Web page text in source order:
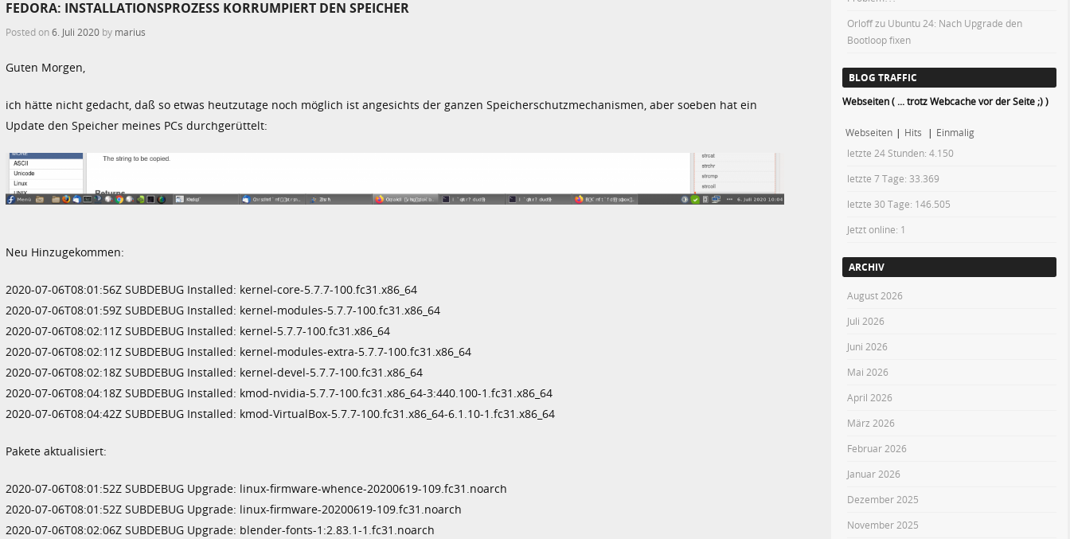
FEDORA: INSTALLATIONSPROZESS KORRUMPIERT DEN SPEICHER
Posted on6. Juli 2020 by marius
Guten Morgen,
ich hätte nicht gedacht, daß so etwas heutzutage noch möglich ist angesichts der ganzen Speicherschutzmechanismen, aber soeben hat ein
Update den Speicher meines PCs durchgerüttelt:
Neu Hinzugekommen:
2020-07-06T08:01:56Z SUBDEBUG Installed: kernel-core-5.7.7-100.fc31.x86_64
2020-07-06T08:01:59Z SUBDEBUG Installed: kernel-modules-5.7.7-100.fc31.x86_64
2020-07-06T08:02:11Z SUBDEBUG Installed: kernel-5.7.7-100.fc31.x86_64
2020-07-06T08:02:11Z SUBDEBUG Installed: kernel-modules-extra-5.7.7-100.fc31.x86_64
2020-07-06T08:02:18Z SUBDEBUG Installed: kernel-devel-5.7.7-100.fc31.x86_64
2020-07-06T08:04:18Z SUBDEBUG Installed: kmod-nvidia-5.7.7-100.fc31.x86_64-3:440.100-1.fc31.x86_64
2020-07-06T08:04:42Z SUBDEBUG Installed: kmod-VirtualBox-5.7.7-100.fc31.x86_64-6.1.10-1.fc31.x86_64
Pakete aktualisiert:
2020-07-06T08:01:52Z SUBDEBUG Upgrade: linux-firmware-whence-20200619-109.fc31.noarch
2020-07-06T08:01:52Z SUBDEBUG Upgrade: linux-firmware-20200619-109.fc31.noarch
2020-07-06T08:02:06Z SUBDEBUG Upgrade: blender-fonts-1:2.83.1-1.fc31.noarch
Orloffzu Ubuntu 24: Nach Upgrade den
Bootloop fixen
BLOG TRAFFIC
Webseiten ( ... trotz Webcache vor der Seite ;) )
Webseiten | Hits | Einmalig
letzte 24 Stunden:4.150
letzte 7 Tage: 33.369
letzte 30 Tage: 146.505
Jetzt online: 1
ARCHIV
August 2026
Juli 2026
Juni 2026
Mai 2026
April 2026
März 2026
Februar 2026
Januar 2026
Dezember 2025
November 2025